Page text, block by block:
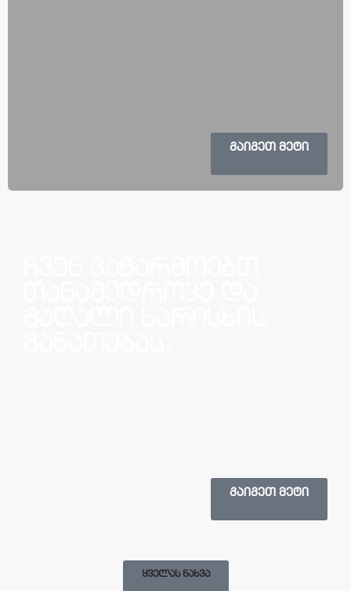
ᲒᲐᲘᲒᲔᲗ ᲛᲔᲢᲘ
ᲒᲐᲘᲒᲔᲗ ᲛᲔᲢᲘ
ᲧᲕᲔᲚᲐᲡ ᲜᲐᲮᲕᲐ